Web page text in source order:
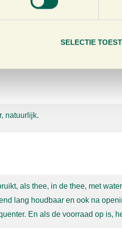
SELECTIE
smaak,
maar het draagt ook bij
van één borrelglaasje Go
natuurlijk.
als thee, in de thee, met
lang houdbaar en ook na
En als de voorraad op is,